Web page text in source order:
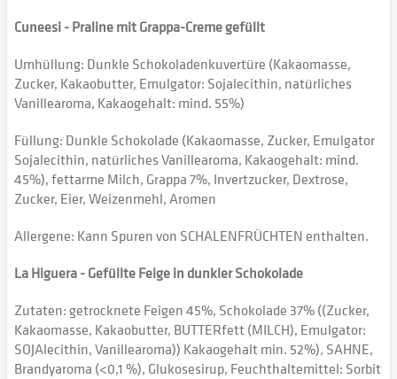
Cuneesi - Praline mit Grappa-Creme gefüllt
Umhüllung: Dunkle Schokoladenkuvertüre (Kakaomasse,
Zucker, Kakaobutter, Emulgator: Sojalecithin, natürliches
Vanillearoma, Kakaogehalt: mind. 55%)
Füllung: Dunkle Schokolade (Kakaomasse, Zucker, Emulgator
Sojalecithin, natürliches Vanillearoma, Kakaogehalt: mind.
45%), fettarme Milch, Grappa 7%, Invertzucker, Dextrose,
Zucker, Eier, Weizenmehl, Aromen
Allergene: Kann Spuren von SCHALENFRÜCHTEN enthalten.
La Higuera - Gefüllte Feige in dunkler Schokolade
Zutaten: getrocknete Feigen 45%, Schokolade 37% ((Zucker,
Kakaomasse, Kakaobutter, BUTTERfett (MILCH), Emulgator:
SOJAlecithin, Vanillearoma)) Kakaogehalt min. 52%), SAHNE,
Brandyaroma (<0,1 %), Glukosesirup, Feuchthaltemittel: Sorbit